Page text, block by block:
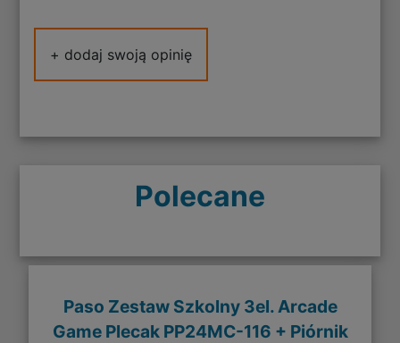
+ dodaj swoją opinię
Polecane
Paso Zestaw Szkolny 3el. Arcade
Game Plecak PP24MC-116 + Piórnik